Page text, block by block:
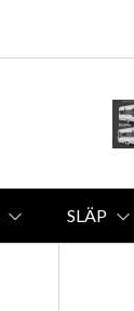
SLÄP